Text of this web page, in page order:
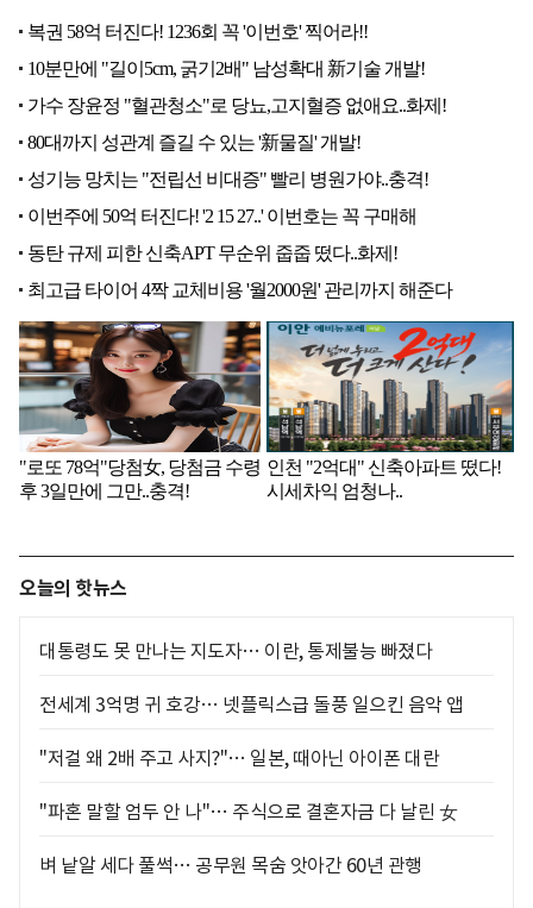
오늘의 핫뉴스
대통령도 못 만나는 지도자… 이란, 통제불능 빠졌다
전세계 3억명 귀 호강… 넷플릭스급 돌풍 일으킨 음악 앱
"저걸 왜 2배 주고 사지?"… 일본, 때아닌 아이폰 대란
"파혼 말할 엄두 안 나"… 주식으로 결혼자금 다 날린 女
벼 낱알 세다 풀썩… 공무원 목숨 앗아간 60년 관행